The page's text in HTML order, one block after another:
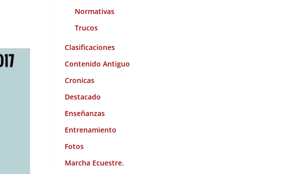
Normativas
Trucos
Clasificaciones
Contenido Antiguo
Cronicas
Destacado
Enseñanzas
Entrenamiento
Fotos
Marcha Ecuestre.